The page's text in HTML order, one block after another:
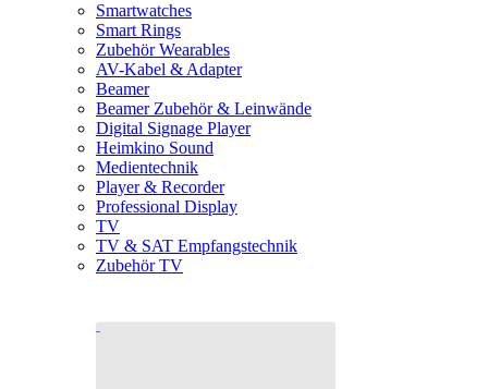
Smartwatches
Smart Rings
Zubehör Wearables
AV-Kabel & Adapter
Beamer
Beamer Zubehör & Leinwände
Digital Signage Player
Heimkino Sound
Medientechnik
Player & Recorder
Professional Display
TV
TV & SAT Empfangstechnik
Zubehör TV